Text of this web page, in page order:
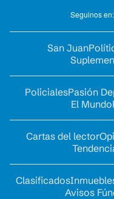
Seguinos en:
San Juan
PolicialesPasión
El Mundo
Cartas del lector
Clasificados
Avisos